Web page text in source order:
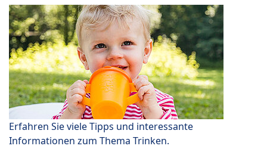
Erfahren Sie viele Tipps und interessante
Informationen zum Thema Trinken.